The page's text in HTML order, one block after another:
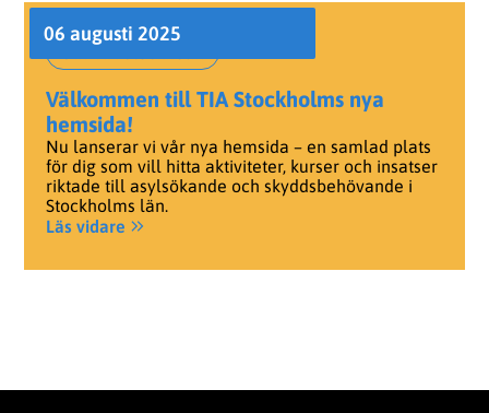
06 augusti 2025
Välkommen till TIA Stockholms nya
hemsida!
Nu lanserar vi vår nya hemsida – en samlad plats
för dig som vill hitta aktiviteter, kurser och insatser
riktade till asylsökande och skyddsbehövande i
Stockholms län.
Läs vidare